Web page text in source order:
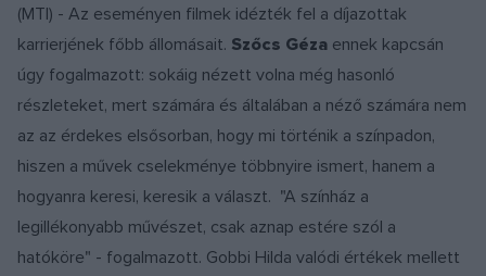
(MTI) - Az eseményen filmek idézték fel a díjazottak
karrierjének főbb állomásait. Szőcs Géza ennek kapcsán
úgy fogalmazott: sokáig nézett volna még hasonló
részleteket, mert számára és általában a néző számára nem
az az érdekes elsősorban, hogy mi történik a színpadon,
hiszen a művek cselekménye többnyire ismert, hanem a
hogyanra keresi, keresik a választ. "A színház a
legillékonyabb művészet, csak aznap estére szól a
hatóköre" - fogalmazott. Gobbi Hilda valódi értékek mellett